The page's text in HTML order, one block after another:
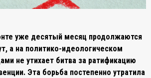
уже десятый месяц продолжаются
а на политико-идеологическом
не утихает битва за ратификацию
Эта борьба постепенно утратила